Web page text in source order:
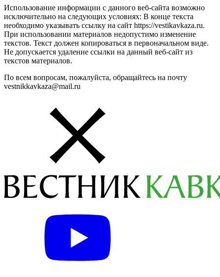
Использование информации с данного веб-сайта возможно
исключительно на следующих условиях: В конце текста
необходимо указывать ссылку на сайт https://vestikavkaza.ru.
При использовании материалов недопустимо изменение
текстов. Текст должен копироваться в первоначальном виде.
Не допускается удаление ссылки на данный веб-сайт из
текстов материалов.
По всем вопросам, пожалуйста, обращайтесь на почту
vestnikkavkaza@mail.ru